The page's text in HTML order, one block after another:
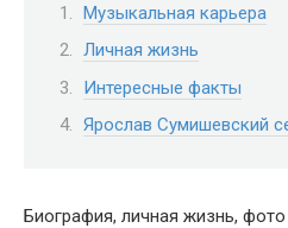
Музыкальная карьера
Личная жизнь
Интересные факты
Ярослав Сумишевский
Биография, личная жизнь,